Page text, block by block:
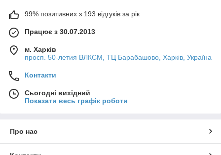
99% позитивних з 193 відгуків за рік
Працює з 30.07.2013
м. Харків
просп. 50-летия ВЛКСМ, ТЦ Барабашово, Харків, Україна
Контакти
Сьогодні вихідний
Показати весь графік роботи
Про нас